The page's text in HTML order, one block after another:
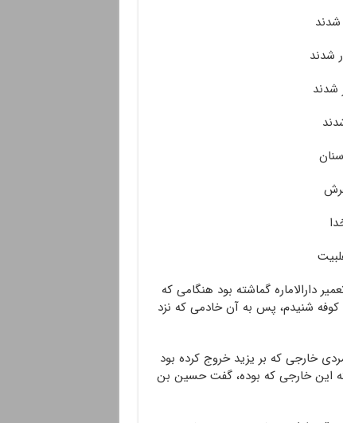
شدند
شدند
دارالاماره گماشته بود هنگامی که
شنیدم، پس به آن خادمی که نزد
خارجی که بر یزید خروج کرده بود
این خارجی که بوده، گفت حسین بن